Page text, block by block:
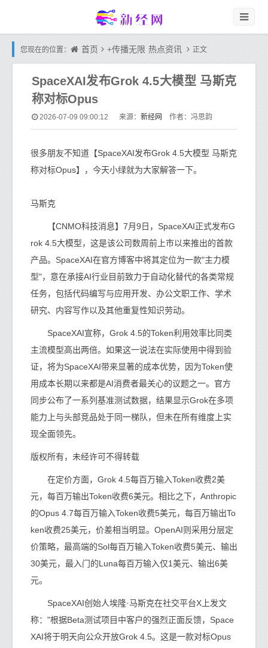
您现在的位置： 首页 +传播无限 热点资讯 正文
SpaceXAI发布Grok 4.5大模型 马斯克
称对标Opus
2026-07-09 09:00:12 来源： 新经网 作者：冯思韵
很多朋友不知道【SpaceXAI发布Grok 4.5大模型 马斯克
称对标Opus】，今天小绿就为大家解答一下。
马斯克
【CNMO科技消息】7月9日，SpaceXAI正式发布G
rok 4.5大模型，这是该公司数周前上市以来推出的首款
产品。SpaceXAI在官方博客中将其定位为一款"主力模
型"，意在承接AI行业目前致力于自动化替代的各类常规
任务，包括代码编写与应用开发、办公文职工作、学术
研究、内容写作以及其他重复性知识劳动。
SpaceXAI宣称，Grok 4.5的Token利用效率比同类
主流模型高出两倍。如果这一说法在实际使用中得到验
证，将为SpaceXAI带来显著的成本优势，因为Token使
用成本长期以来都是AI消费者最关心的议题之一。官方
同步公布了一系列基准测试数据，结果显示Grok在多项
能力上与头部竞品处于同一梯队，但未在所有维度上实
现全面领先。
版权所有，未经许可不得转载
在定价方面，Grok 4.5每百万输入Token收费2美
元，每百万输出Token收费6美元。相比之下，Anthropic
的Opus 4.7每百万输入Token收费5美元，每百万输出To
ken收费25美元，价差相当明显。OpenAI则采用分层定
价策略，最高端的Sol每百万输入Token收费5美元、输出
30美元，最入门的Luna每百万输入仅1美元、输出6美
元。
SpaceXAI创始人埃隆·马斯克在社交平台X上发文
称："根据Beta测试项目中客户的强烈正面反馈，Space
XAI将于明天向公众开放Grok 4.5。这是一款对标Opus